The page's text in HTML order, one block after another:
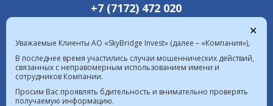
+7 (7172) 472 020
Курс валют в РК на 06.08.2026  |  $ 469.85 KZT
✕
Уважаемые Клиенты АО «SkyBridge Invest» (далее – «Компания»),
В последнее время участились случаи мошеннических действий,
связанных с неправомерным использованием имени и
сотрудников Компании.
Просим Вас проявлять бдительность и внимательно проверять
получаемую информацию.